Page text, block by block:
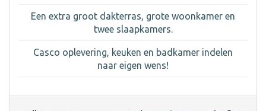
Een extra groot dakterras, grote woonkamer en
twee slaapkamers.
Casco oplevering, keuken en badkamer indelen
naar eigen wens!